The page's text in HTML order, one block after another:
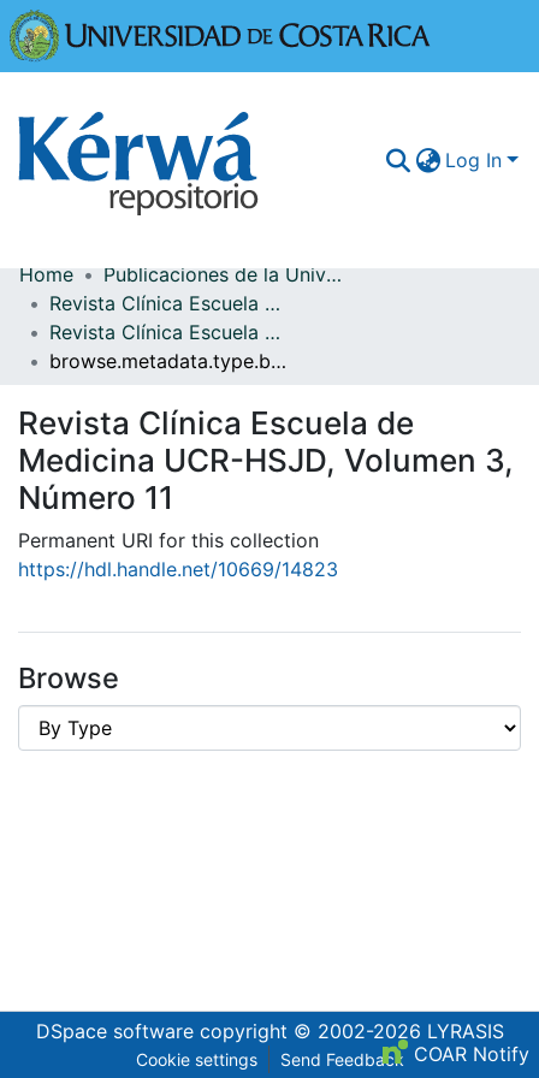
Log In
Communities & Collections
More Information
Statistics
Home
Publicaciones de la Universidad de Costa Rica
Revista Clínica Escuela de Medicina UCR-HSJD
Revista Clínica Escuela de Medicina UCR-HSJD, Volumen 3, Número 11
browse.metadata.type.breadcrumbs
Revista Clínica Escuela de
Medicina UCR-HSJD, Volumen 3,
Número 11
Permanent URI for this collection
https://hdl.handle.net/10669/14823
Browse
DSpace softwarecopyright © 2002-2026 LYRASIS
Cookie settings Send Feedback COAR Notify